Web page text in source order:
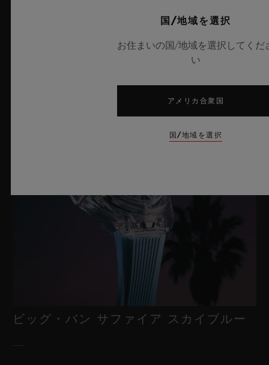
ビッグ・バン サファイア スカイブルー
国/地域を選択
お住まいの国/地域を選択してくだ
い
アメリカ合衆国
国/地域を選択